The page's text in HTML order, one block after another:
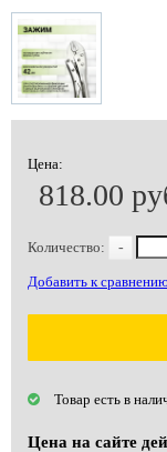
Цена:
818.00
Количество: -
Добавить к
Товар есть в
Цена на сайте